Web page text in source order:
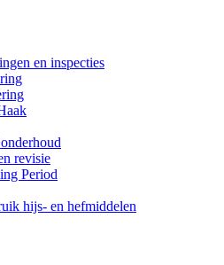
en inspecties
revisie
Period
hijs- en hefmiddelen